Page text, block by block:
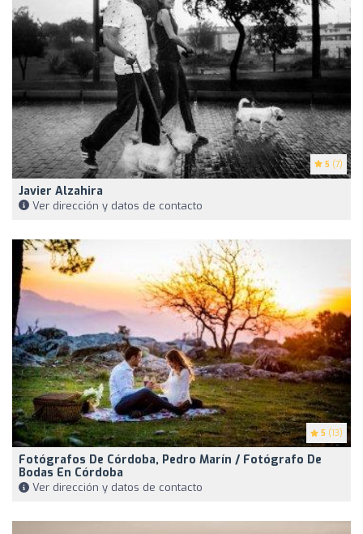
5 (7)
Javier Alzahira
Ver dirección y datos de contacto
5 (13)
Fotógrafos De Córdoba, Pedro Marín / Fotógrafo De
Bodas En Córdoba
Ver dirección y datos de contacto